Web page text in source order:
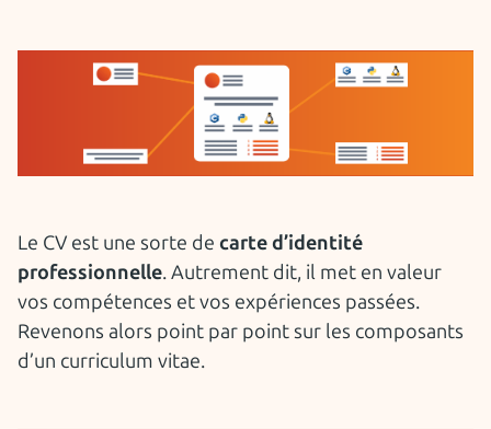
Le CV est une sorte de carte d’identité
professionnelle. Autrement dit, il met en valeur
vos compétences et vos expériences passées.
Revenons alors point par point sur les composants
d’un curriculum vitae.